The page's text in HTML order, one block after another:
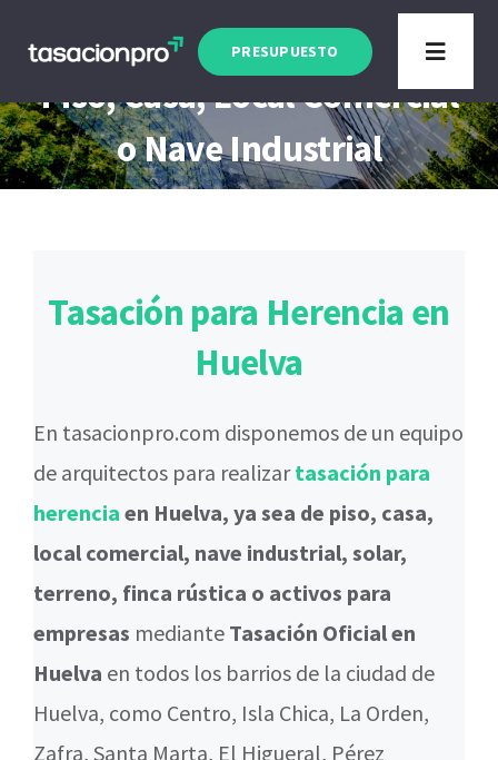
Toggle
Tipo de Inmueble
Finalidad
PRESUPUESTO
Tasación Herencia Huelva
Piso, Casa, Local Comercial
o Nave Industrial
Tasación para Herencia en
Huelva
En tasacionpro.com disponemos de un equipo
de arquitectos para realizartasación para
herencia en Huelva, ya sea de piso, casa,
local comercial, nave industrial, solar,
terreno, finca rústica o activos para
empresas mediante Tasación Oficial en
Huelva en todos los barrios de la ciudad de
Huelva, como Centro, Isla Chica, La Orden,
Zafra, Santa Marta, El Higueral, Pérez